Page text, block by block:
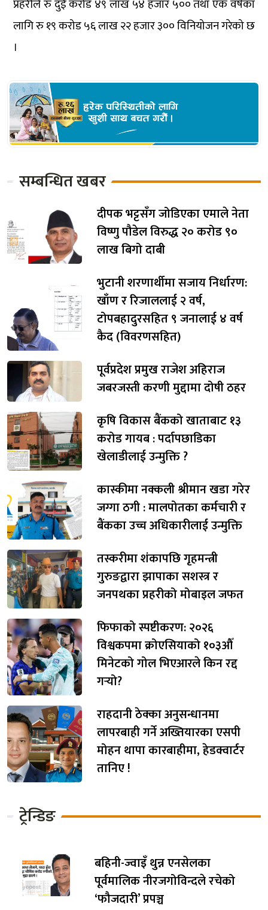
प्रहरीले रु दुई करोड ४९ लाख ५४ हजार ५०० तथा एक वर्षका
लागि रु १९ करोड ५६ लाख २२ हजार ३०० विनियोजन गरेको छ
।
सम्बन्धित खबर
दीपक भट्टसँग जोडिएका एमाले नेता
विष्णु पौडेल विरुद्ध २० करोड ९०
लाख बिगो दाबी
भुटानी शरणार्थीमा सजाय निर्धारण:
खाँण र रिजाललाई २ वर्ष,
टोपबहादुरसहित ९ जनालाई ४ वर्ष
कैद (विवरणसहित)
पूर्वप्रदेश प्रमुख राजेश अहिराज
जबरजस्ती करणी मुद्दामा दोषी ठहर
कृषि विकास बैंकको खाताबाट १३
करोड गायब : पर्दापछाडिका
खेलाडीलाई उन्मुक्ति ?
कास्कीमा नक्कली श्रीमान खडा गरेर
जग्गा ठगी : मालपोतका कर्मचारी र
बैंकका उच्च अधिकारीलाई उन्मुक्ति
तस्करीमा शंकापछि गृहमन्त्री
गुरुङद्वारा झापाका सशस्त्र र
जनपथका प्रहरीको मोबाइल जफत
फिफाको स्पष्टीकरण: २०२६
विश्वकपमा क्रोएसियाको १०३औँ
मिनेटको गोल भिएआरले किन रद्द
गर्‍यो?
राहदानी ठेक्का अनुसन्धानमा
लापरबाही गर्ने अख्तियारका एसपी
मोहन थापा कारबाहीमा, हेडक्वार्टर
तानिए !
ट्रेन्डिङ
बहिनी-ज्वाइँ थुन्न एनसेलका
पूर्वमालिक नीरजगोविन्दले रचेको
‘फौजदारी’ प्रपञ्च